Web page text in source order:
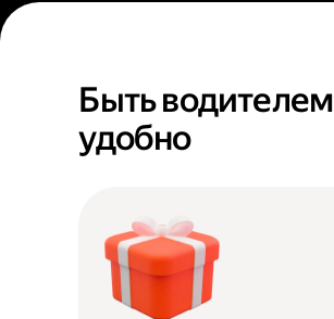
Быть водителем
удобно